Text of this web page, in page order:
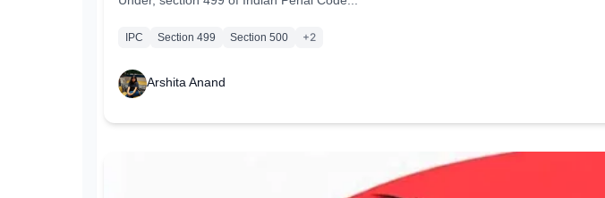
IPC Section 499 Section 500 +2
Arshita Anand